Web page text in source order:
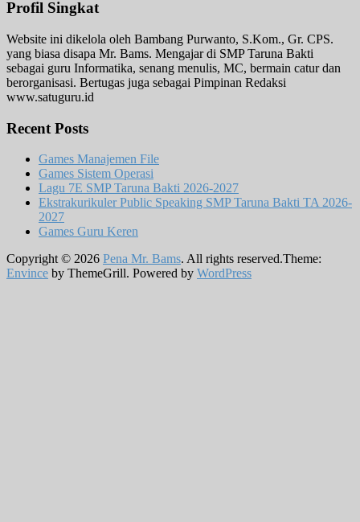
Profil Singkat
Website ini dikelola oleh Bambang Purwanto, S.Kom., Gr. CPS.
yang biasa disapa Mr. Bams. Mengajar di SMP Taruna Bakti
sebagai guru Informatika, senang menulis, MC, bermain catur dan
berorganisasi. Bertugas juga sebagai Pimpinan Redaksi
www.satuguru.id
Recent Posts
Games Manajemen File
Games Sistem Operasi
Lagu 7E SMP Taruna Bakti 2026-2027
Ekstrakurikuler Public Speaking SMP Taruna Bakti TA 2026-
2027
Games Guru Keren
Copyright © 2026 Pena Mr. Bams. All rights reserved.Theme:
Envince by ThemeGrill. Powered by WordPress